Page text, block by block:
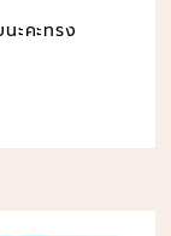
ะคะทรง